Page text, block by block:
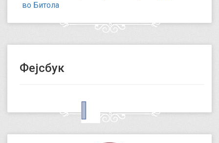
во Битола
Фејсбук